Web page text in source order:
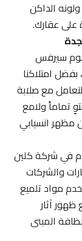
الداكن
عقارك.
سيرفس
امتلاكنا
مع صلابة
ولامع
انسيابي
شركة كلين
والشركات
مواد تلميع
آثار
المبنى